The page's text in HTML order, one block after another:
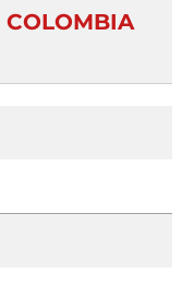
COLOMBIA